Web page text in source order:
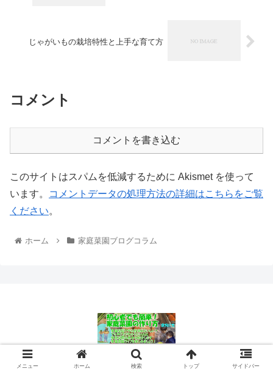
じゃがいもの栽培特性と上手な育て方
コメント
コメントを書き込む
このサイトはスパムを低減するために Akismet を使って
います。
コメントデータの処理方法の詳細はこちらをご覧
ください。
ホーム 家庭菜園ブログコラム
© 2011 初心者でも簡単！家庭菜園の作り方.
メニュー ホーム 検索 トップ サイドバー